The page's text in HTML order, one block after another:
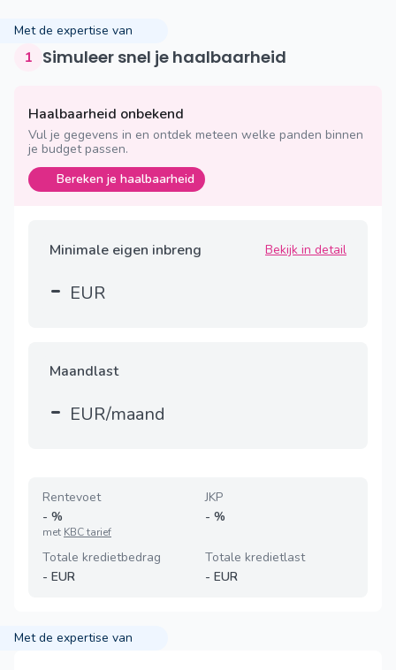
Met de expertise van
1 Simuleer snel je haalbaarheid
Haalbaarheid onbekend
Vul je gegevens in en ontdek meteen welke panden binnen
je budget passen.
Bereken je haalbaarheid
Minimale eigen inbreng Bekijk in detail
- EUR
Maandlast
- EUR/maand
Rentevoet
- %
met KBC tarief
JKP
- %
Totale kredietbedrag
- EUR
Totale kredietlast
- EUR
Met de expertise van